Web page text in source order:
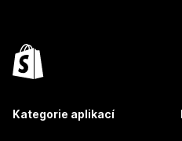
Kategorie aplikací